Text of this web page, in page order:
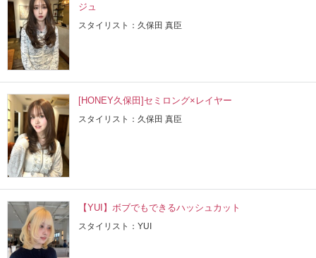
ジュ
スタイリスト：久保田 真臣
[HONEY久保田]セミロング×レイヤー
スタイリスト：久保田 真臣
【YUI】ボブでもできるハッシュカット
スタイリスト：YUI